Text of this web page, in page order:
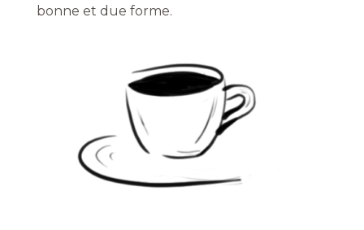
bonne et due forme.